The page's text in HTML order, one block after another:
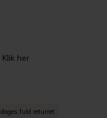
her
fuld returret